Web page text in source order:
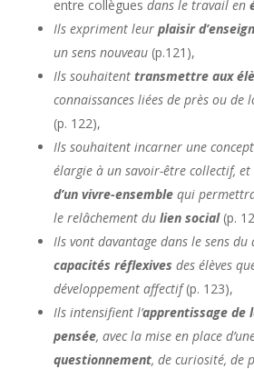
entre collègues dans le travail en
Ils expriment leur plaisir
un sens nouveau(p.121),
Ils souhaitent transmettre aux
connaissances liées de près ou de
(p. 122),
Ils souhaitent incarner une
élargie à un savoir-être collectif,
d’un vivre-ensemblequi
le relâchement du lien social(p.
Ils vont davantage dans le sens du
capacités réflexives des élèves
développement affectif(p. 123),
Ils intensifient l’apprentissage de
pensée, avec la mise en place
questionnement, de curiosité, de